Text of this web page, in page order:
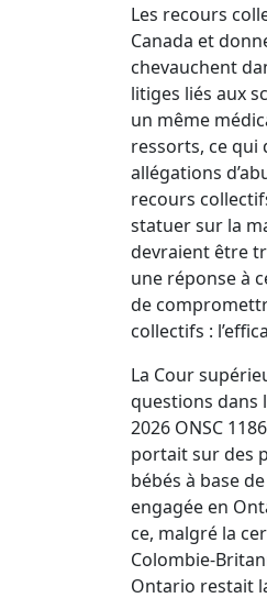
Les recours
Canada et
chevauchent
litiges liés aux
un même
ressorts, ce qui
allégations
recours
statuer sur la
devraient être
une réponse à
de
collectifs :
La Cour
questions dans
2026 ONSC
portait sur des
bébés à base
engagée en
ce, malgré la
Colombie-
Ontario restait